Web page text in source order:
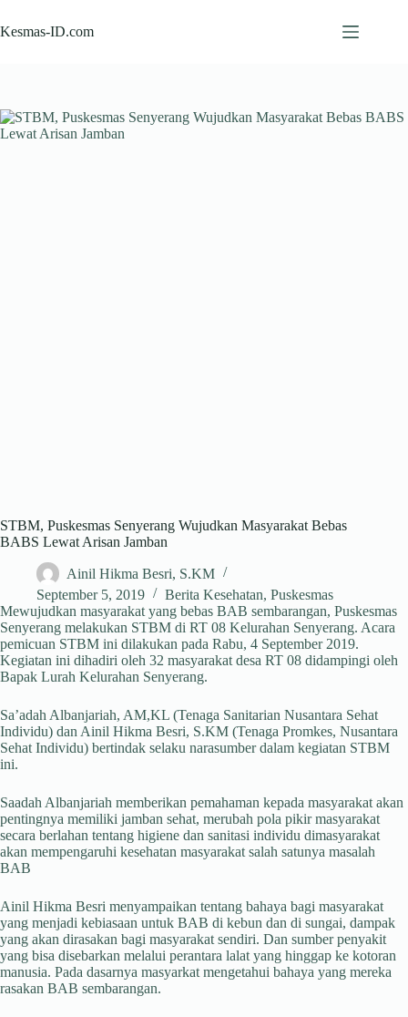
to
content
Kesmas-ID.com
STBM, Puskesmas Senyerang Wujudkan Masyarakat Bebas
BABS Lewat Arisan Jamban
Ainil Hikma Besri, S.KM
September 5, 2019
Berita Kesehatan, Puskesmas
Mewujudkan masyarakat yang bebas BAB sembarangan, Puskesmas
Senyerang melakukan STBM di RT 08 Kelurahan Senyerang. Acara
pemicuan STBM ini dilakukan pada Rabu, 4 September 2019.
Kegiatan ini dihadiri oleh 32 masyarakat desa RT 08 didampingi oleh
Bapak Lurah Kelurahan Senyerang.
Sa’adah Albanjariah, AM,KL (Tenaga Sanitarian Nusantara Sehat
Individu) dan Ainil Hikma Besri, S.KM (Tenaga Promkes, Nusantara
Sehat Individu) bertindak selaku narasumber dalam kegiatan STBM
ini.
Saadah Albanjariah memberikan pemahaman kepada masyarakat akan
pentingnya memiliki jamban sehat, merubah pola pikir masyarakat
secara berlahan tentang higiene dan sanitasi individu dimasyarakat
akan mempengaruhi kesehatan masyarakat salah satunya masalah
BAB
Ainil Hikma Besri menyampaikan tentang bahaya bagi masyarakat
yang menjadi kebiasaan untuk BAB di kebun dan di sungai, dampak
yang akan dirasakan bagi masyarakat sendiri. Dan sumber penyakit
yang bisa disebarkan melalui perantara lalat yang hinggap ke kotoran
manusia. Pada dasarnya masyarkat mengetahui bahaya yang mereka
rasakan BAB sembarangan.